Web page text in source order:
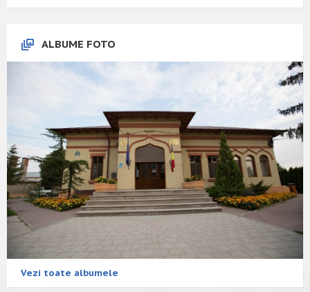
ALBUME FOTO
Vezi toate albumele